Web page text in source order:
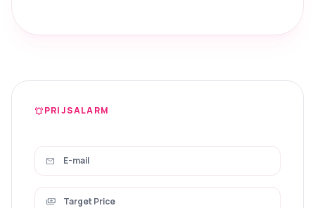
notifications_activePRIJSALARM
mail
payments